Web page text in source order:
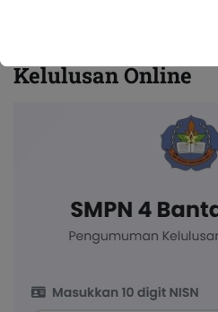
Kelulusan Online